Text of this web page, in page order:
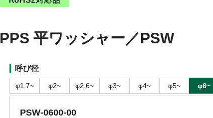
PPS 平ワッシャー／PSW
呼び径
φ1.7~ φ2~ φ2.6~ φ3~ φ4~ φ5~ φ6~
PSW-0600-00